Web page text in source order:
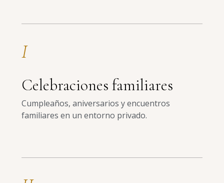
I
Celebraciones familiares
Cumpleaños, aniversarios y encuentros
familiares en un entorno privado.